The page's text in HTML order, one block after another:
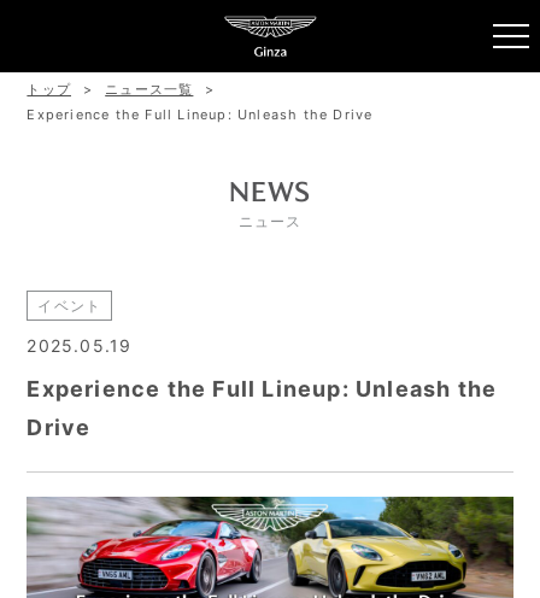
トップ
ニュース一覧
Experience the Full Lineup: Unleash the Drive
NEWS
ニュース
イベント
2025.05.19
Experience the Full Lineup: Unleash the
Drive